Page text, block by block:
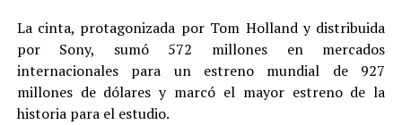
La cinta, protagonizada por Tom Holland y distribuida
por Sony, sumó 572 millones en mercados
internacionales para un estreno mundial de 927
millones de dólares y marcó el mayor estreno de la
historia para el estudio.